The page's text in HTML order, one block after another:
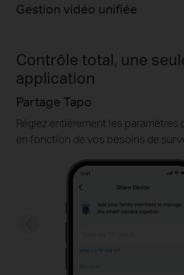
Gestion vidéo unifiée
Contrôle total, une
application
Partage Tapo
Réglez entièrement les paramètres
en fonction de vos besoins de